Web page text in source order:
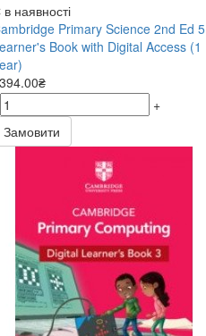
наявності
Primary Science 2nd Ed 5
Book with Digital Access (1
+
Замовити